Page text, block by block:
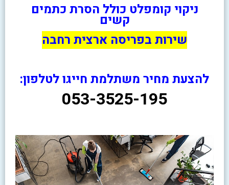
ניקוי קומפלט כולל הסרת כתמים
קשים
שירות בפריסה ארצית רחבה
להצעת מחיר משתלמת חייגו לטלפון:
053-3525-195